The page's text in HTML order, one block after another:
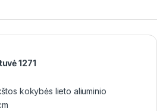
1271
kokybės lieto aliuminio